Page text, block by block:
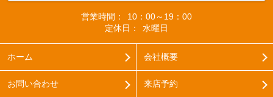
営業時間：
10：00～19：00
定休日：
水曜日
ホーム 会社概要
お問い合わせ 来店予約